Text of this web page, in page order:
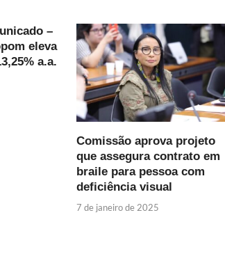
–
eleva
a.a.
Comissão aprova projeto
que assegura contrato em
braile para pessoa com
deficiência visual
7 de janeiro de 2025